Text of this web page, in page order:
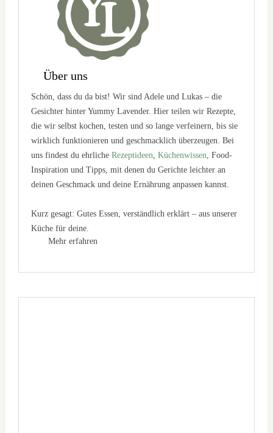
Über uns
Schön, dass du da bist! Wir sind Adele und Lukas – die
Gesichter hinter Yummy Lavender. Hier teilen wir Rezepte,
die wir selbst kochen, testen und so lange verfeinern, bis sie
wirklich funktionieren und geschmacklich überzeugen. Bei
uns findest du ehrlicheRezeptideen ,Küchenwissen , Food-
Inspiration und Tipps, mit denen du Gerichte leichter an
deinen Geschmack und deine Ernährung anpassen kannst.
Kurz gesagt: Gutes Essen, verständlich erklärt – aus unserer
Küche für deine.
Mehr erfahren